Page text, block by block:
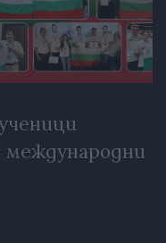
международни